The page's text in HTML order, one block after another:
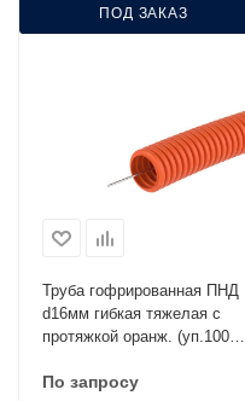
ПОД ЗАКАЗ
Труба гофрированная ПНД
d16мм гибкая тяжелая с
протяжкой оранж. (уп.100м)
По запросу